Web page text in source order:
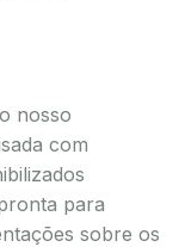
nosso
com
para
sobre os